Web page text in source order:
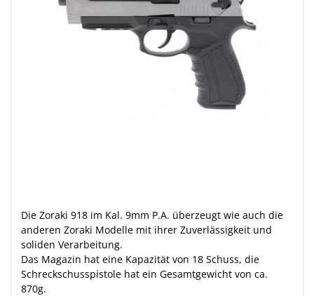
Die Zoraki 918 im Kal. 9mm P.A. überzeugt wie auch die
anderen Zoraki Modelle mit ihrer Zuverlässigkeit und
soliden Verarbeitung.
Das Magazin hat eine Kapazität von 18 Schuss, die
Schreckschusspistole hat ein Gesamtgewicht von ca.
870g.